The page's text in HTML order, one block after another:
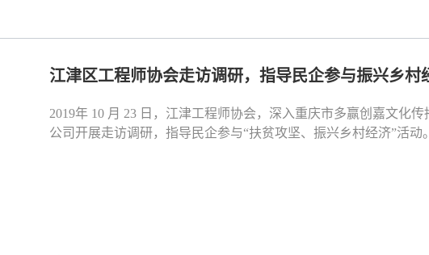
江津区工程师协会走访调研，指导民企参与振兴乡村
2019年 10 月 23 日，江津工程师协会，深入重庆市多赢创嘉文化
公司开展走访调研，指导民企参与“扶贫攻坚、振兴乡村经济”活动